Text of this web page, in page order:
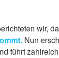
wir,
Nun
führt